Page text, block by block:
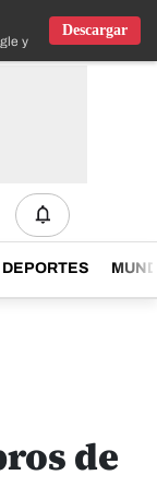
y IOS
Descargar
DEPORTES
de